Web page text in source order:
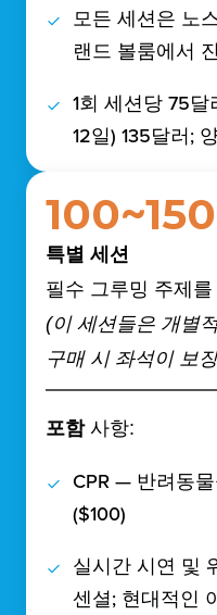
모든 세션은 노
랜드 볼룸에서
1회 세션당 75달
12일) 135달러;
특별 세션
필수 그루밍 주제
(이 세션들은 개별
구매 시 좌석이 보
포함사항:
CPR — 반려동
($100)
실시간 시연 및
센셜; 현대적인